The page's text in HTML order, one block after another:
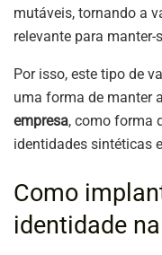
mutáveis, tornando a
relevante para manter-
Por isso, este tipo de
uma forma de manter
empresa, como forma
identidades sintéticas
Como
identidade